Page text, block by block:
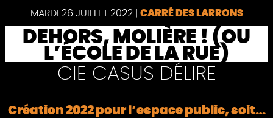
MARDI 26 JUILLET 2022 CARRÉ DES LARRONS
DEHORS, MOLIÈRE ! (OU
L’ÉCOLE DE LA RUE)
CIE CASUS DÉLIRE
Création 2022 pour l’espace public, soit…